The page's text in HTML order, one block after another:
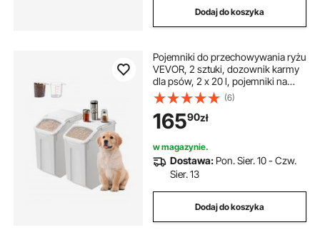
Dodaj do koszyka
Pojemniki do przechowywania ryżu
VEVOR, 2 sztuki, dozownik karmy
dla psów, 2 x 20 l, pojemniki na
składniki kuchenne, zboża, mąkę,
karmę dla zwierząt, z kółkami,
miarką i szczelną pokrywką
(6)
16590zł
w magazynie.
Dostawa: Pon. Sier. 10 - Czw.
Sier. 13
Dodaj do koszyka